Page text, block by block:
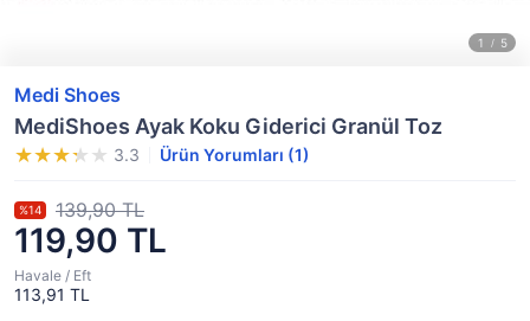
Medi Shoes
MediShoes Ayak Koku Giderici Granül Toz
3.3 Ürün Yorumları (1)
119,90 TL
%14 139,90 TL
Havale / Eft
113,91 TL